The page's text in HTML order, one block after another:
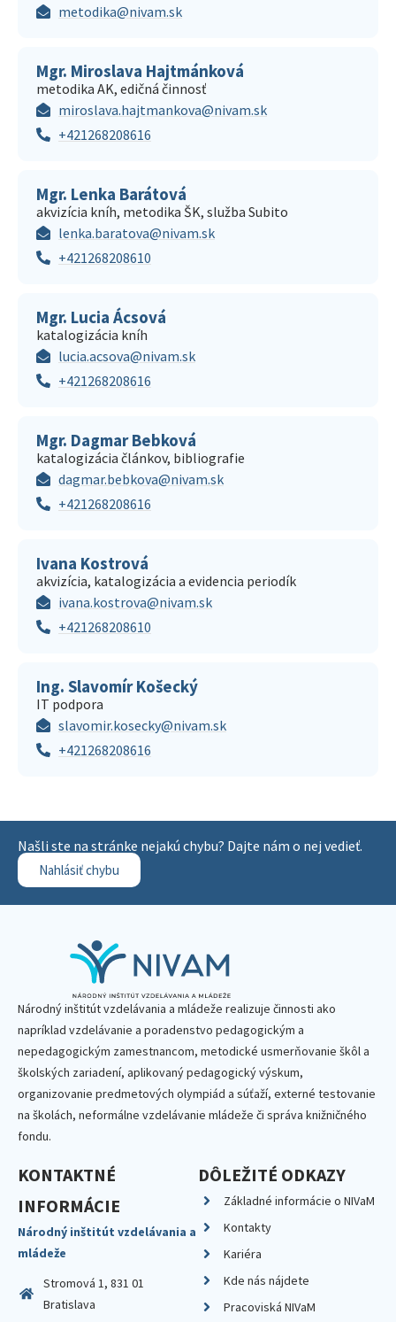
metodika@nivam.sk
Mgr. Miroslava Hajtmánková
metodika AK, edičná činnosť
miroslava.hajtmankova@nivam.sk
+421268208616
Mgr. Lenka Barátová
akvizícia kníh, metodika ŠK, služba Subito
lenka.baratova@nivam.sk
+421268208610
Mgr. Lucia Ácsová
katalogizácia kníh
lucia.acsova@nivam.sk
+421268208616
Mgr. Dagmar Bebková
katalogizácia článkov, bibliografie
dagmar.bebkova@nivam.sk
+421268208616
Ivana Kostrová
akvizícia, katalogizácia a evidencia periodík
ivana.kostrova@nivam.sk
+421268208610
Ing. Slavomír Košecký
IT podpora
slavomir.kosecky@nivam.sk
+421268208616
Našli ste na stránke nejakú chybu? Dajte nám o nej vedieť.
Nahlásiť chybu
Národný inštitút vzdelávania a mládeže realizuje činnosti ako
napríklad vzdelávanie a poradenstvo pedagogickým a
nepedagogickým zamestnancom, metodické usmerňovanie škôl a
školských zariadení, aplikovaný pedagogický výskum,
organizovanie predmetových olympiád a súťaží, externé testovanie
na školách, neformálne vzdelávanie mládeže či správa knižničného
fondu.
KONTAKTNÉ
INFORMÁCIE
Národný inštitút vzdelávania a
mládeže
Stromová 1, 831 01
Bratislava
DÔLEŽITÉ ODKAZY
Základné informácie o NIVaM
Kontakty
Kariéra
Kde nás nájdete
Pracoviská NIVaM